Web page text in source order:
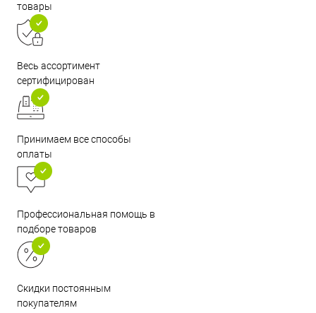
товары
Весь ассортимент
сертифицирован
Принимаем все способы
оплаты
Профессиональная помощь в
подборе товаров
Скидки постоянным
покупателям